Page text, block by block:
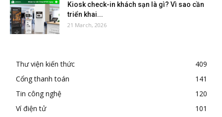
Kiosk check-in khách sạn là gì? Vì sao cần
triển khai...
21 March, 2026
Thư viện kiến thức
409
Cổng thanh toán
141
Tin công nghệ
120
Ví điện tử
101